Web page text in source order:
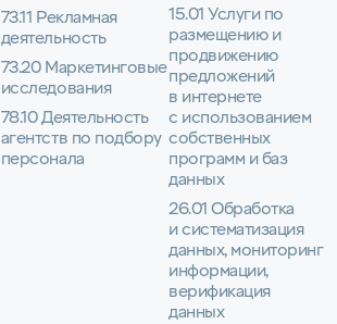
73.11 Рекламная
деятельность
73.20 Маркетинговые
исследования
78.10 Деятельность
агентств по подбору
персонала
15.01 Услуги по
размещению и
продвижению
предложений
в интернете
с использованием
собственных
программ и баз
данных
26.01 Обработка
и систематизация
данных, мониторинг
информации,
верификация
данных